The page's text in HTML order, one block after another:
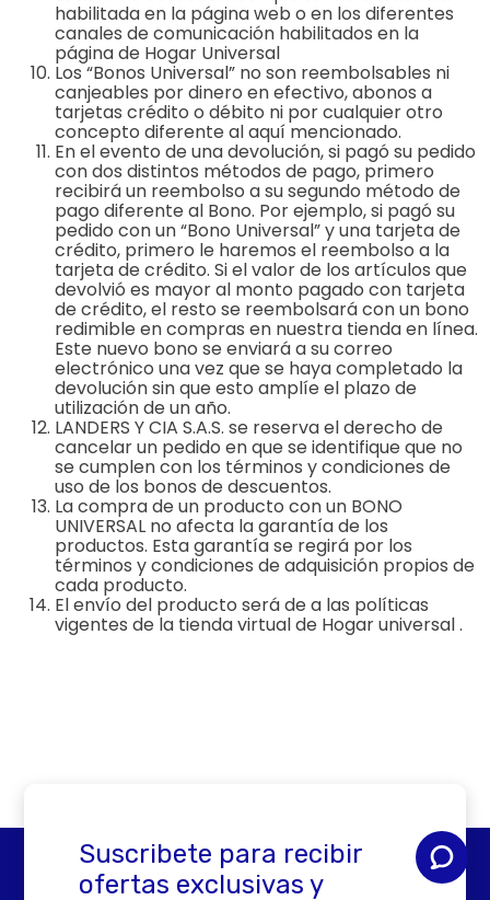
habilitada en la página web o en los diferentes
canales de comunicación habilitados en la
página de Hogar Universal
Los “Bonos Universal” no son reembolsables ni
canjeables por dinero en efectivo, abonos a
tarjetas crédito o débito ni por cualquier otro
concepto diferente al aquí mencionado.
En el evento de una devolución, si pagó su pedido
con dos distintos métodos de pago, primero
recibirá un reembolso a su segundo método de
pago diferente al Bono. Por ejemplo, si pagó su
pedido con un “Bono Universal” y una tarjeta de
crédito, primero le haremos el reembolso a la
tarjeta de crédito. Si el valor de los artículos que
devolvió es mayor al monto pagado con tarjeta
de crédito, el resto se reembolsará con un bono
redimible en compras en nuestra tienda en línea.
Este nuevo bono se enviará a su correo
electrónico una vez que se haya completado la
devolución sin que esto amplíe el plazo de
utilización de un año.
LANDERS Y CIA S.A.S. se reserva el derecho de
cancelar un pedido en que se identifique que no
se cumplen con los términos y condiciones de
uso de los bonos de descuentos.
La compra de un producto con un BONO
UNIVERSAL no afecta la garantía de los
productos. Esta garantía se regirá por los
términos y condiciones de adquisición propios de
cada producto.
El envío del producto será de a las políticas
vigentes de la tienda virtual de Hogar universal .
Suscribete para recibir
ofertas exclusivas y